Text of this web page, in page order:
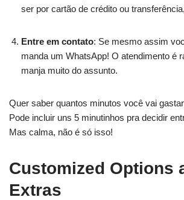
ser por cartão de crédito ou
Entre em contato: Se mesmo assim
manda um WhatsApp! O atendimento é
manja muito do assunto.
Quer saber quantos minutos você vai
Pode incluir uns 5 minutinhos pra decidir
Mas calma, não é só isso!
Customized Options
Extras